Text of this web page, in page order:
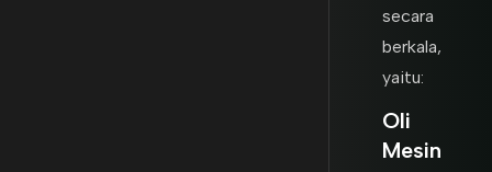
secara
berkala,
yaitu:
Oli
Mesin